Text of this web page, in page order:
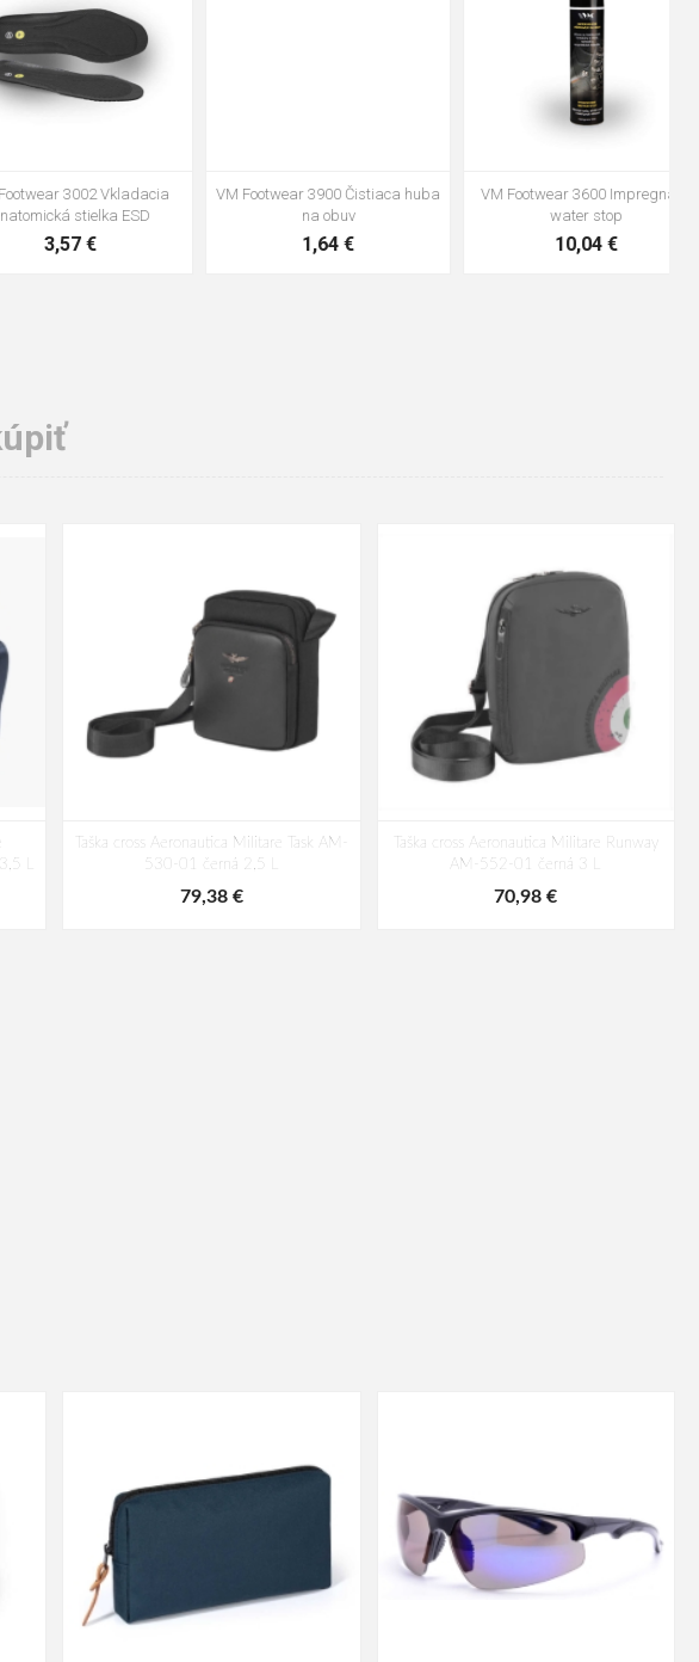
3900 Čistiaca huba
na obuv
1,64 €
VM Footwear 3600 Impregnace
water stop
10,04 €
Vložka Bennon ABSORBA XTR
ESD
4,16 €
L
Taška cross Aeronautica Militare Task AM-
530-01 černá 2,5 L
79,38 €
Taška cross Aeronautica Militare Runway
AM-552-01 černá 3 L
70,98 €